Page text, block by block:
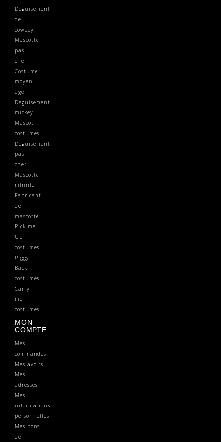
Déguisement
de
cowboy
Mascotte
pas
cher
Costume
moyen
age
Deguisement
mickey
Mascot
costumes
Deguisement
pas
cher
Mascotte
minnie
Fabricant
de
mascotte
Pick me
Up
costumes
Piggy
Back
costumes
Carry
me
costumes
MON
COMPTE
Mes
commandes
Mes avoirs
Mes
adresses
Mes
informations
personnelles
Mes bons
de